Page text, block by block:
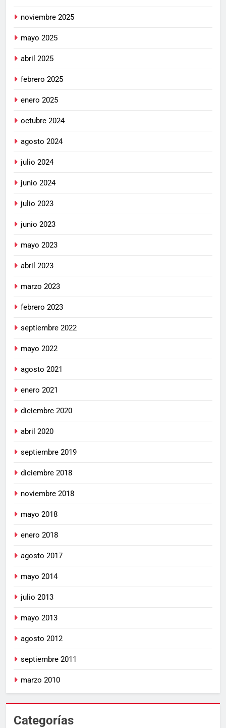
noviembre 2025
mayo 2025
abril 2025
febrero 2025
enero 2025
octubre 2024
agosto 2024
julio 2024
junio 2024
julio 2023
junio 2023
mayo 2023
abril 2023
marzo 2023
febrero 2023
septiembre 2022
mayo 2022
agosto 2021
enero 2021
diciembre 2020
abril 2020
septiembre 2019
diciembre 2018
noviembre 2018
mayo 2018
enero 2018
agosto 2017
mayo 2014
julio 2013
mayo 2013
agosto 2012
septiembre 2011
marzo 2010
Categorías